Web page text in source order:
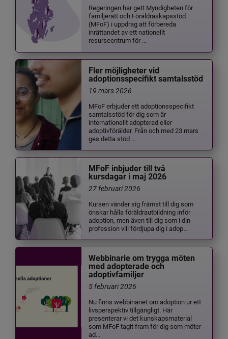
Regeringen har gett Myndigheten för
familjerätt och Föräldraskapsstöd
(MFoF) i uppdrag att förbereda
inrättandet av ett nationellt
resurscentrum för ...
Fler möjligheter vid
adoptionsspecifikt samtalsstöd
19 mars 2026
MFoF erbjuder ett adoptionsspecifikt
samtalsstöd för dig som är
internationellt adopterad eller
adoptivförälder. Från och med 23 mars
ges detta stöd ...
MFoF inbjuder till två
kursdagar i maj 2026
27 februari 2026
Kursen vänder sig främst till dig som
önskar hålla föräldrautbildning inför
adoption, men även till dig som i din
profession vill fördjupa dig i adop...
Webbinarie om trygga möten
med adopterade och
adoptivfamiljer
5 februari 2026
Nu finns webbinariet om adoption ur ett
livsperspektiv tillgängligt. Här
presenterar vi det kunskapsmaterial
som MFoF tagit fram för dig som möter
ad...